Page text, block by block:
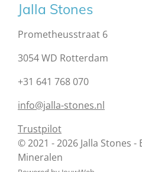
Jalla Stones
Prometheusstraat 6
3054 WD Rotterdam
+31 641 768 070
info@jalla-stones.nl
Trustpilot
© 2021 - 2026 Jalla Stones -
Mineralen